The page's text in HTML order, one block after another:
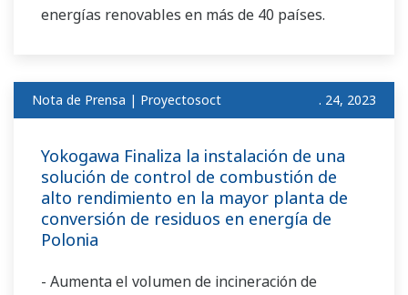
energías renovables en más de 40 países.
Nota de Prensa | Proyectosoct . 24, 2023
Yokogawa Finaliza la instalación de una
solución de control de combustión de
alto rendimiento en la mayor planta de
conversión de residuos en energía de
Polonia
- Aumenta el volumen de incineración de